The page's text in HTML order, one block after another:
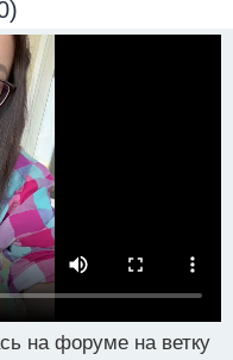
на форуме на ветку